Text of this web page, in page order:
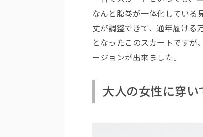
なんと腹巻が一体化している
丈が調整できて、通年履ける
となったこのスカートですが
ージョンが出来ました。
大人の女性に穿い